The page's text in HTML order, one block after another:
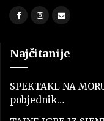
Najčitanije
SPEKTAKL NA
pobjednik…